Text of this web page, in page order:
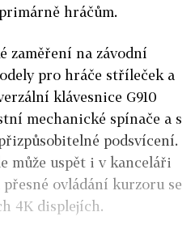
hráčům.
zaměření na závodní
pro hráče stříleček a
klávesnice G910
mechanické spínače a s
podsvícení.
může uspět i v kanceláři
ovládání kurzoru se
4K displejích.